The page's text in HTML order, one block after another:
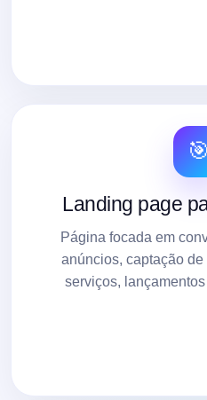
Landing page
Página focada em
anúncios, captação
serviços,